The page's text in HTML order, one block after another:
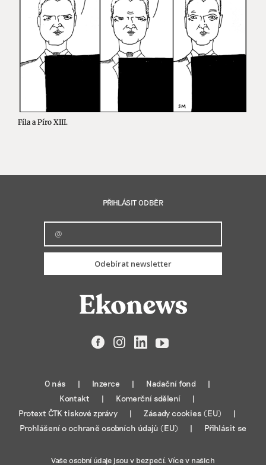
Fíla a Píro XIII.
PŘIHLÁSIT ODBĚR
Odebírat newsletter
FacebookInstagramLinkedIn
YouTube
O nás Inzerce
Nadační fond
Kontakt
Komerční sdělení
Protext ČTK tiskové zprávy
Zásady cookies (EU)
Prohlášení o ochraně osobních údajů (EU)
Přihlásit se
Vaše osobní údaje jsou v bezpečí. Více v našich